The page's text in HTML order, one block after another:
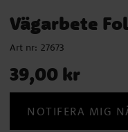
Vägarbete
Art nr: 27673
Pris: 39,00 kr
39,00 kr
NOTIFERA MIG